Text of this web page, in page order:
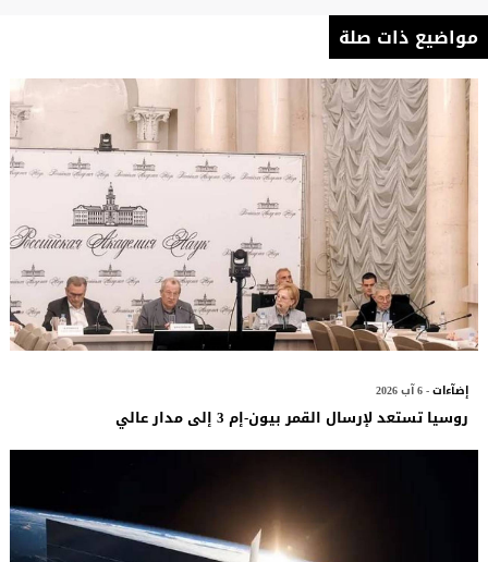
مواضيع ذات صلة
إضآءات- 6 آب 2026
روسيا تستعد لإرسال القمر بيون-إم 3 إلى مدار عالي